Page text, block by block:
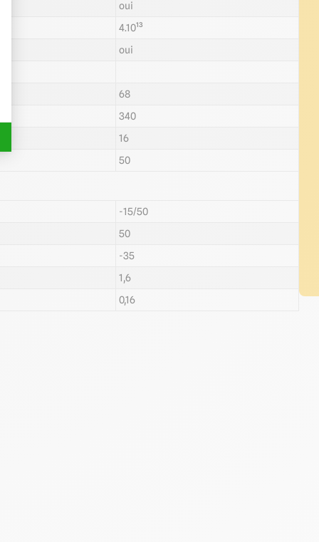
oui
4.10¹³
oui
68
340
16
50
-15/50
50
-35
1,6
0,16